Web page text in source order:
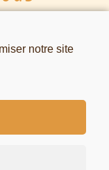
d’Utilisation
notre site